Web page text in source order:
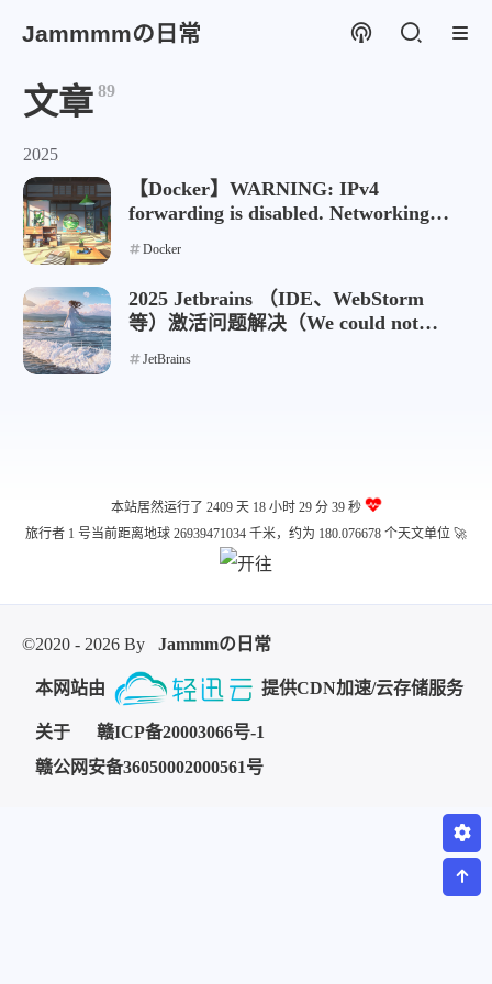
Jammmmの日常
文章 89
2025
【Docker】WARNING: IPv4
forwarding is disabled. Networking
Docker
2025 Jetbrains （IDE、WebStorm
等）激活问题解决（We could not
FV8EM46DQYC5AW9）
JetBrains
本站居然运行了 2409 天18 小时 29 分 39 秒
旅行者 1 号当前距离地球 26939471034 千米，约为 180.076678 个天文单位 🚀
©2020 - 2026 By Jammmの日常
本网站由 提供CDN加速/云存储服务
关于
赣ICP备20003066号-1
赣公网安备36050002000561号